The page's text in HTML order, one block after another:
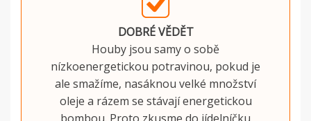
DOBRÉ VĚDĚT
Houby jsou samy o sobě
nízkoenergetickou potravinou, pokud je
ale smažíme, nasáknou velké množství
oleje a rázem se stávají energetickou
bombou. Proto zkusme do jídelníčku